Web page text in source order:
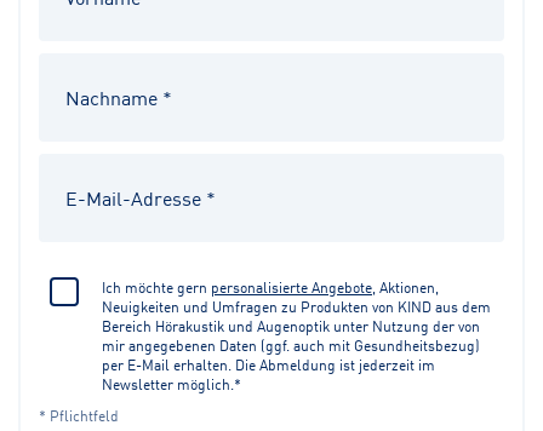
Ich möchte gern personalisierte Angebote, Aktionen,
Neuigkeiten und Umfragen zu Produkten von KIND aus dem
Bereich Hörakustik und Augenoptik unter Nutzung der von
mir angegebenen Daten (ggf. auch mit Gesundheitsbezug)
per E-Mail erhalten. Die Abmeldung ist jederzeit im
Newsletter möglich.*
* Pflichtfeld